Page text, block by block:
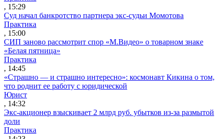
, 15:29
Суд начал банкротство партнера экс-судьи Момотова
Практика
, 15:00
СИП заново рассмотрит спор «М.Видео» о товарном знаке
«Белая пятница»
Практика
, 14:45
«Страшно — и страшно интересно»: космонавт Кикина о том,
что роднит ее работу с юридической
Юрист
, 14:32
Экс-акционер взыскивает 2 млрд руб. убытков из-за размытой
доли
Практика